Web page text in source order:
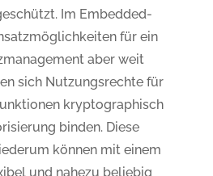
Im Embedded-
für ein
aber weit
sich Nutzungsrechte für
kryptographisch
binden. Diese
können mit einem
und nahezu beliebig